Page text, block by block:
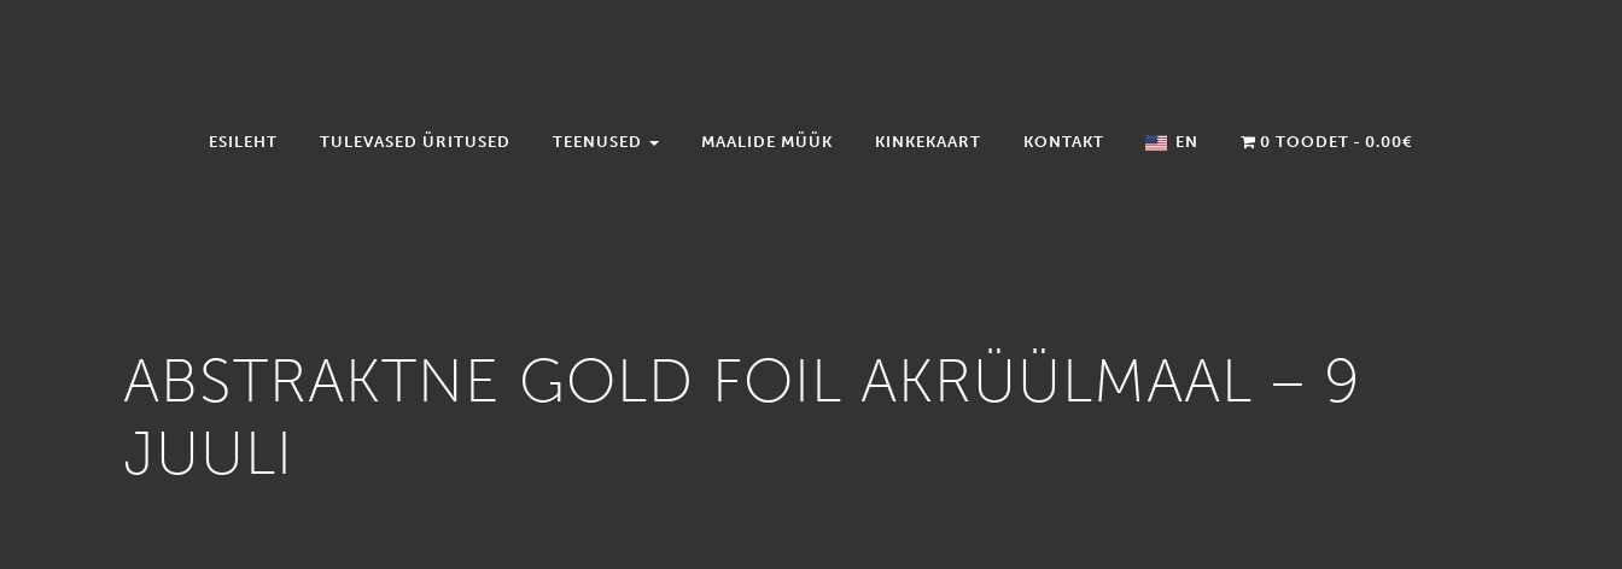
ESILEHT TULEVASED ÜRITUSED TEENUSED MAALIDE MÜÜK KINKEKAART KONTAKT EN 0 TOODET 0.00€
ABSTRAKTNE GOLD FOIL AKRÜÜLMAAL – 9
JUULI